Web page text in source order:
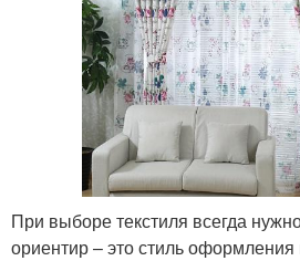
При выборе текстиля всегда
ориентир – это стиль